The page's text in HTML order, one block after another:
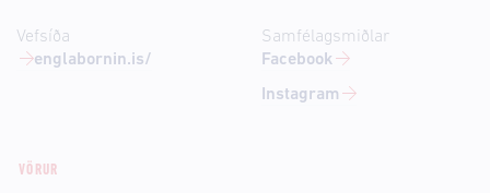
Vefsíða
englabornin.is/
Samfélagsmiðlar
Facebook
Instagram
VÖRUR